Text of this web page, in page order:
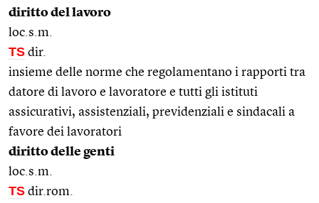
diritto del lavoro
loc.s.m.
TS dir.
insieme delle norme che regolamentano i rapporti tra
datore di lavoro e lavoratore e tutti gli istituti
assicurativi, assistenziali, previdenziali e sindacali a
favore dei lavoratori
diritto delle genti
loc.s.m.
TS dir.rom.